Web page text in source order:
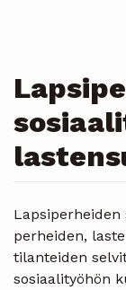
Lapsiperheiden
perheiden,
tilanteiden
sosiaalityöhön